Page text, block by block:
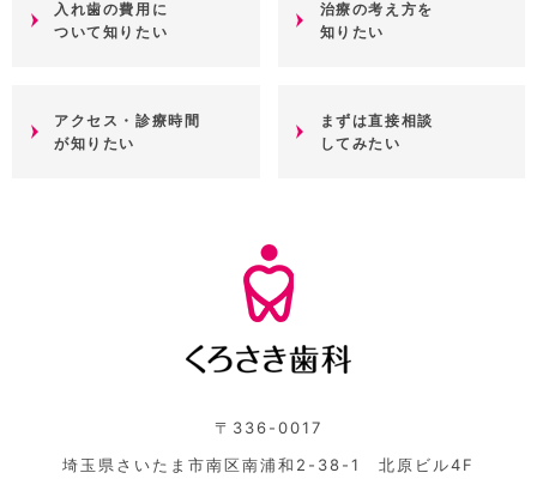
入れ歯の費用に
ついて知りたい
治療の考え方を
知りたい
アクセス・診療時間
が知りたい
まずは直接相談
してみたい
〒336-0017
埼玉県さいたま市南区南浦和2-38-1 北原ビル4F